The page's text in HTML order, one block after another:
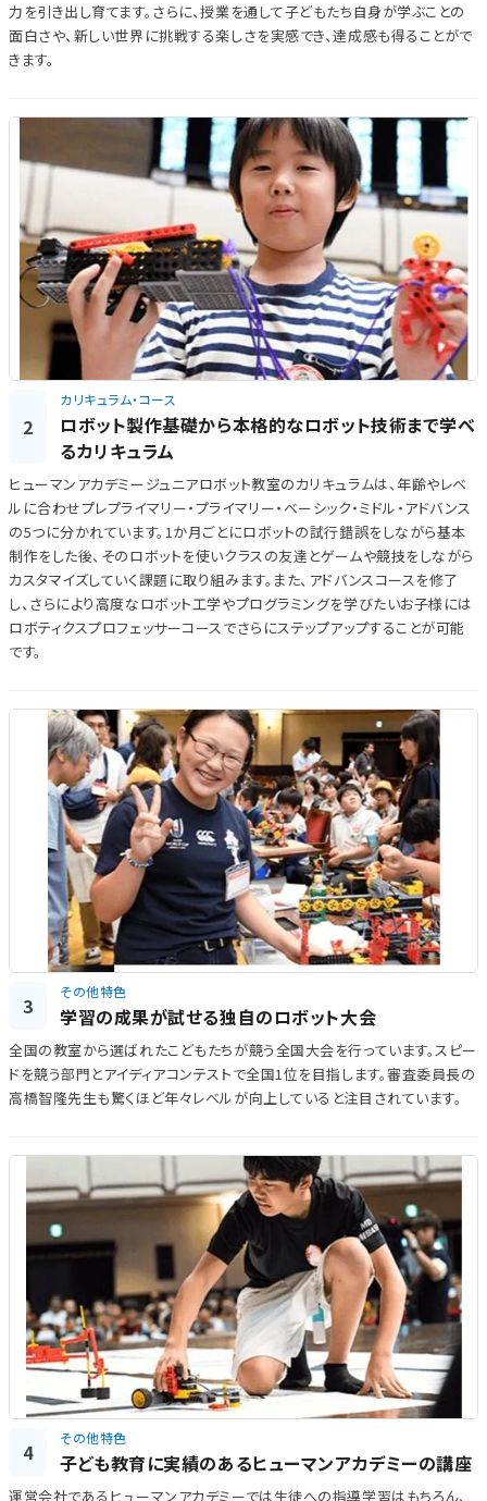
力を引き出し育てます。さらに、授業を通して子どもたち自身が学ぶことの
面白さや、新しい世界に挑戦する楽しさを実感でき、達成感も得ることがで
きます。
2
カリキュラム・コース
ロボット製作基礎から本格的なロボット技術まで学べ
るカリキュラム
ヒューマンアカデミージュニアロボット教室のカリキュラムは、年齢やレベ
ルに合わせプレプライマリー・プライマリー・ベーシック・ミドル・アドバンス
の5つに分かれています。1か月ごとにロボットの試行錯誤をしながら基本
制作をした後、そのロボットを使いクラスの友達とゲームや競技をしながら
カスタマイズしていく課題に取り組みます。また、アドバンスコースを修了
し、さらにより高度なロボット工学やプログラミングを学びたいお子様には
ロボティクスプロフェッサーコースでさらにステップアップすることが可能
です。
3
その他特色
学習の成果が試せる独自のロボット大会
全国の教室から選ばれたこどもたちが競う全国大会を行っています。スピー
ドを競う部門とアイディアコンテストで全国1位を目指します。審査委員長の
高橋智隆先生も驚くほど年々レベルが向上していると注目されています。
4
その他特色
子ども教育に実績のあるヒューマンアカデミーの講座
運営会社であるヒューマンアカデミーでは生徒への指導学習はもちろん、